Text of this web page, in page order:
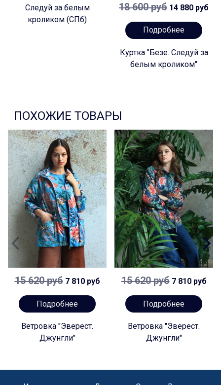
Следуй за белым
кроликом (СПб)
18 600 руб 14 880 руб
Подробнее
Куртка "Безе. Следуй за
белым кроликом"
ПОХОЖИЕ ТОВАРЫ
15 620 руб7 810 руб
Подробнее
Ветровка "Эверест.
Джунгли"
15 620 руб7 810 руб
Подробнее
Ветровка "Эверест.
Джунгли"